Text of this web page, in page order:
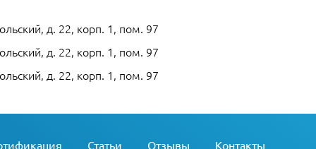
д. 22, корп. 1, пом. 97
д. 22, корп. 1, пом. 97
д. 22, корп. 1, пом. 97
Статьи Отзывы Контакты